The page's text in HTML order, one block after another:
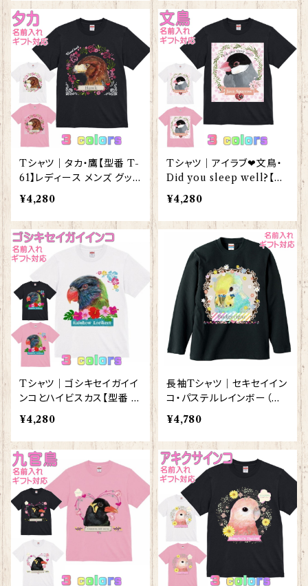
Tシャツ｜タカ・鷹【型番 T-
61】レディース メンズ グッ
ズ
¥4,280
Tシャツ｜アイラブ❤文鳥・
Did you sleep well?【型
番 T-80】レディース メンズ
グッズ
¥4,280
Tシャツ｜ゴシキセイガイイ
ンコとハイビスカス【型番 T
-35】レディース メンズ グッ
ズ
¥4,280
長袖Tシャツ｜セキセイイン
コ・パステルレインボー（黒）
ロングTシャツ【型番 LT-12
3】KYAPIArt きゃぴあーと
¥4,780